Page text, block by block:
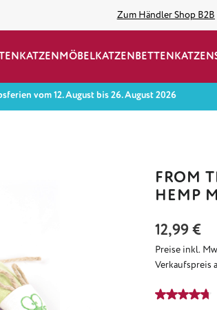
Zum Händler Shop B2B
KATZENMÖBELKATZENBETTEN
vom 12. August bis 26. August 2026
FROM
HEMP
Regulärer Preis:
12,99 €
Preise inkl.
Verkaufspreis